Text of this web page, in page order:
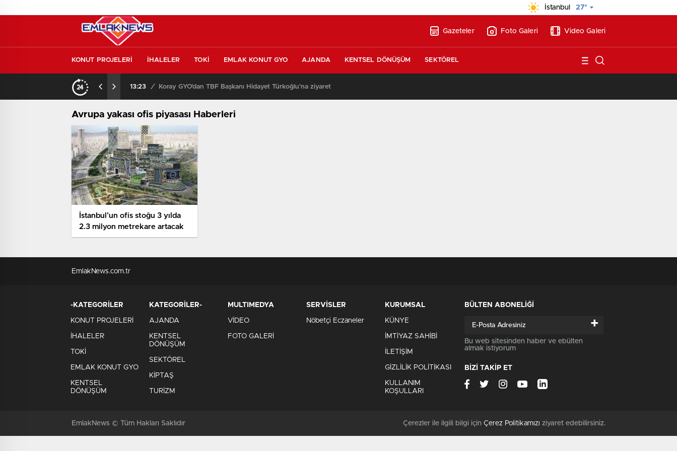
İstanbul 27°
Gazeteler Foto Galeri Video Galeri
KONUT PROJELERİ İHALELER TOKİ EMLAK KONUT GYO AJANDA KENTSEL DÖNÜŞÜM SEKTÖREL
13:23 / Koray GYO’dan TBF Başkanı Hidayet Türkoğlu’na ziyaret
Avrupa yakası ofis piyasası Haberleri
İstanbul’un ofis stoğu 3 yılda
2.3 milyon metrekare artacak
EmlakNews.com.tr
-KATEGORİLER
KONUT PROJELERİ
İHALELER
TOKİ
EMLAK KONUT GYO
KENTSEL
DÖNÜŞÜM
KATEGORİLER-
AJANDA
KENTSEL
DÖNÜŞÜM
SEKTÖREL
KİPTAŞ
TURİZM
MULTIMEDYA
VİDEO
FOTO GALERİ
SERVİSLER
Nöbetçi Eczaneler
KURUMSAL
KÜNYE
İMTİYAZ SAHİBİ
İLETİŞİM
GİZLİLİK POLİTİKASI
KULLANIM
KOŞULLARI
BÜLTEN ABONELİĞİ
+
Bu web sitesinden haber ve ebülten
almak istiyorum
BİZİ TAKİP ET
EmlakNews © Tüm Hakları Saklıdır Çerezler ile ilgili bilgi için Çerez Politikamızı ziyaret edebilirsiniz.